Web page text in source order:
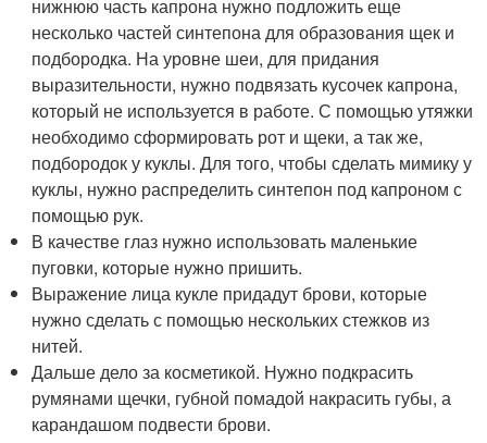
нижнюю часть капрона нужно подложить еще
несколько частей синтепона для образования щек и
подбородка. На уровне шеи, для придания
выразительности, нужно подвязать кусочек капрона,
который не используется в работе. С помощью утяжки
необходимо сформировать рот и щеки, а так же,
подбородок у куклы. Для того, чтобы сделать мимику у
куклы, нужно распределить синтепон под капроном с
помощью рук.
В качестве глаз нужно использовать маленькие
пуговки, которые нужно пришить.
Выражение лица кукле придадут брови, которые
нужно сделать с помощью нескольких стежков из
нитей.
Дальше дело за косметикой. Нужно подкрасить
румянами щечки, губной помадой накрасить губы, а
карандашом подвести брови.